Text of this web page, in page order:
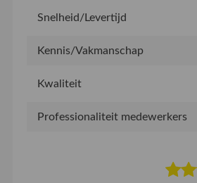
Snelheid/Levertijd
Kennis/Vakmanschap
Kwaliteit
Professionaliteit medewerkers